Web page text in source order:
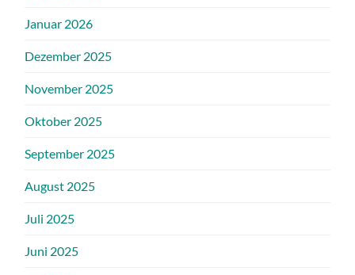
Januar 2026
Dezember 2025
November 2025
Oktober 2025
September 2025
August 2025
Juli 2025
Juni 2025